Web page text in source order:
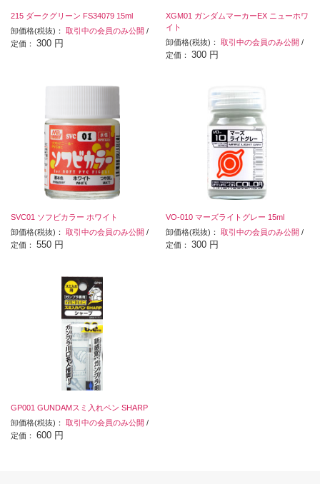
215 ダークグリーン FS34079 15ml
卸価格(税抜)： 取引中の会員のみ公開 /
定価： 300 円
XGM01 ガンダムマーカーEX ニューホワ
イト
卸価格(税抜)：取引中の会員のみ公開 /
定価：300 円
SVC01 ソフビカラー ホワイト
卸価格(税抜)： 取引中の会員のみ公開 /
定価： 550 円
VO-010 マーズライトグレー 15ml
卸価格(税抜)：取引中の会員のみ公開 /
定価：300 円
GP001 GUNDAMスミ入れペン SHARP
卸価格(税抜)： 取引中の会員のみ公開 /
定価： 600 円